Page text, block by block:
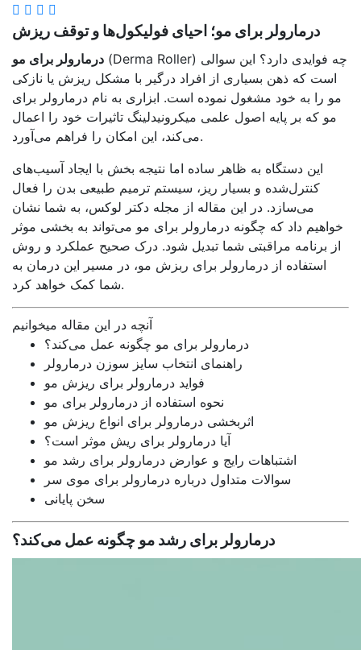
درمارولر برای مو؛ احیای فولیکول‌ها و توقف ریزش
درمارولر برای مو (Derma Roller) چه فوایدی دارد؟ این سوالی
است که ذهن بسیاری از افراد درگیر با مشکل ریزش یا نازکی
مو را به خود مشغول نموده است. ابزاری به نام درمارولر برای
مو که بر پایه اصول علمی میکرونیدلینگ تاثیرات خود را اعمال
می‌کند، این امکان را فراهم می‌آورد.
این دستگاه به ظاهر ساده اما نتیجه بخش با ایجاد آسیب‌های
کنترل‌شده و بسیار ریز، سیستم ترمیم طبیعی بدن را فعال
می‌سازد. در این مقاله از مجله دکتر لوکس، به شما نشان
خواهیم داد که چگونه درمارولر برای مو می‌تواند به بخشی موثر
از برنامه مراقبتی شما تبدیل شود. درک صحیح عملکرد و روش
استفاده از درمارولر برای ربزش مو، در مسیر این درمان به
شما کمک خواهد کرد.
آنچه در این مقاله میخوانیم
درمارولر برای مو چگونه عمل می‌کند؟
راهنمای انتخاب سایز سوزن درمارولر
فواید درمارولر برای ریزش مو
نحوه استفاده از درمارولر برای مو
اثربخشی درمارولر برای انواع ریزش مو
آیا درمارولر برای ریش موثر است؟
اشتباهات رایج و عوارض درمارولر برای رشد مو
سوالات متداول درباره درمارولر برای موی سر
سخن پایانی
درمارولر برای رشد مو چگونه عمل می‌کند؟